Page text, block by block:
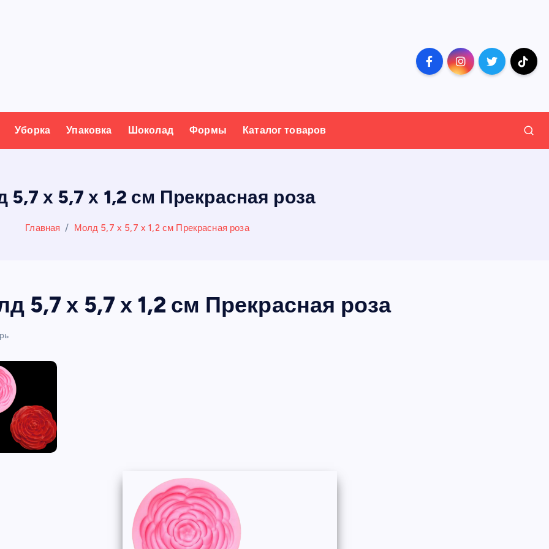
Уборка Упаковка Шоколад Формы Каталог товаров
5,7 х 5,7 х 1,2 см Прекрасная роза
Главная Молд 5,7 х 5,7 х 1,2 см Прекрасная роза
5,7 х 5,7 х 1,2 см Прекрасная роза